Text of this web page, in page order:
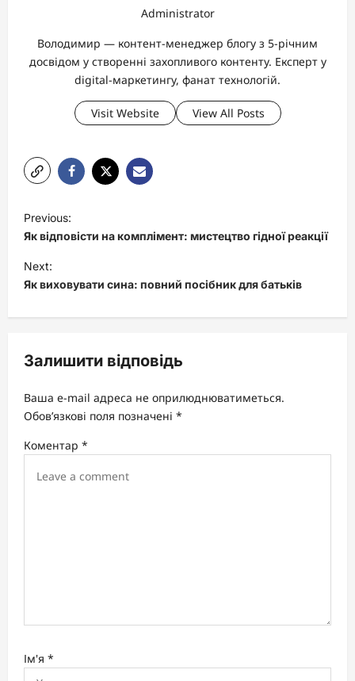
Administrator
Володимир — контент-менеджер блогу з 5-річним
досвідом у створенні захопливого контенту. Експерт у
digital-маркетингу, фанат технологій.
Visit Website View All Posts
P
o
s
t
v
g
t
Previous:
Як відповісти на комплімент: мистецтво гідної реакції
Next:
Як виховувати сина: повний посібник для батьків
Залишити відповідь
Ваша e-mail адреса не оприлюднюватиметься.
Обов’язкові поля позначені *
Коментар *
Ім'я *